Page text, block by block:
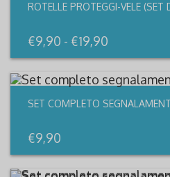
ROTELLE PROTEGGI-VELE (SET
€9,90 - €19,90Fascia
di
prezzo:
€9,90
a
€19,90
SET COMPLETO
€9,90